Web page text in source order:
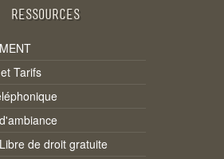
RESSOURCES
Tarifs
de droit gratuite